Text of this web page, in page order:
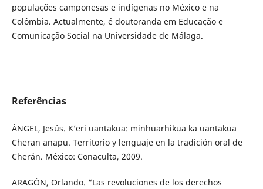
populações camponesas e indígenas no México e na
Colômbia. Actualmente, é doutoranda em Educação e
Comunicação Social na Universidade de Málaga.
Referências
ÁNGEL, Jesús. K’eri uantakua: minhuarhikua ka uantakua
Cheran anapu. Territorio y lenguaje en la tradición oral de
Cherán. México: Conaculta, 2009.
ARAGÓN, Orlando. “Las revoluciones de los derechos